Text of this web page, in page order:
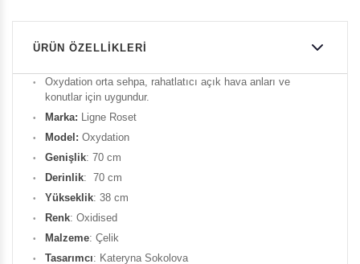
ÜRÜN ÖZELLIKLERI
Oxydation orta sehpa, rahatlatıcı açık hava anları ve
konutlar için uygundur.
Marka: Ligne Roset
Model: Oxydation
Genişlik: 70 cm
Derinlik: 70 cm
Yükseklik: 38 cm
Renk: Oxidised
Malzeme: Çelik
Tasarımcı: Kateryna Sokolova